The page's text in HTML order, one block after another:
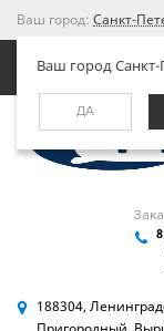
Ваш город: Санкт-
Ваш город Санкт-
ДА
188304,
Меню